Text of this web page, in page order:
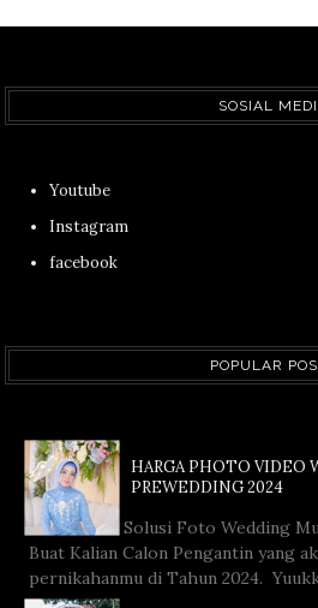
SOSIAL
Youtube
Instagram
facebook
POPULAR
HARGA PHOTO VIDEO
PREWEDDING 2024
Solusi Foto Wedding
Buat Kalian Calon Pengantin yang
pernikahanmu di Tahun 2024.